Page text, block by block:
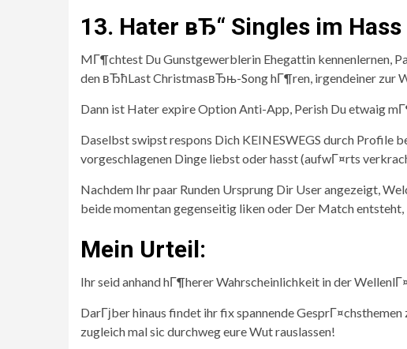
13. Hater вЂ“ Singles im
MГ¶chtest Du Gunstgewerblerin Ehegattin kennenlernen,
den вЂћLast ChristmasвЂњ-Song hГ¶ren, irgendeiner zur
Dann ist Hater expire Option Anti-App, Perish Du etwaig
Daselbst swipst respons Dich KEINESWEGS durch Profile
vorgeschlagenen Dinge liebst oder hasst (aufwГ¤rts
Nachdem Ihr paar Runden Ursprung Dir User angezeigt,
beide momentan gegenseitig liken oder Der Match
Mein Urteil:
Ihr seid anhand hГ¶herer Wahrscheinlichkeit in der
DarГјber hinaus findet ihr fix spannende
zugleich mal sic durchweg eure Wut rauslassen!